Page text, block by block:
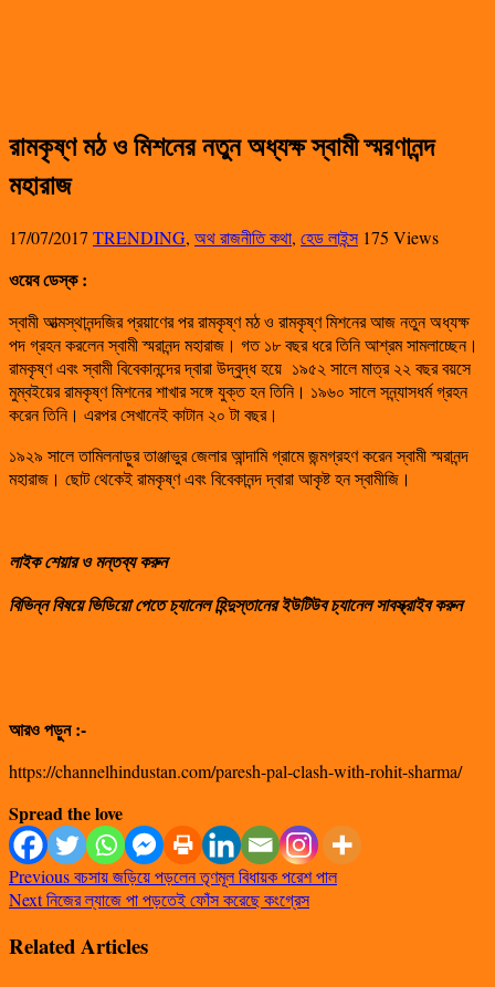
রামকৃষ্ণ মঠ ও মিশনের নতুন অধ্যক্ষ স্বামী স্মরণানন্দ
মহারাজ
17/07/2017 TRENDING, অথ রাজনীতি কথা, হেড লাইন্স 175 Views
ওয়েব ডেস্ক :
স্বামী আত্মস্থানন্দজির প্রয়াণের পর রামকৃষ্ণ মঠ ও রামকৃষ্ণ মিশনের আজ নতুন অধ্যক্ষ
পদ গ্রহন করলেন স্বামী স্মরানন্দ মহারাজ। গত ১৮ বছর ধরে তিনি আশ্রম সামলাচ্ছেন।
রামকৃষ্ণ এবং স্বামী বিবেকানন্দের দ্বারা উদ্বুদ্ধ হয়ে ১৯৫২ সালে মাত্র ২২ বছর বয়সে
মুম্বইয়ের রামকৃষ্ণ মিশনের শাখার সঙ্গে যুক্ত হন তিনি। ১৯৬০ সালে সন্ন্যাসধর্ম গ্রহন
করেন তিনি। এরপর সেখানেই কাটান ২০ টা বছর।
১৯২৯ সালে তামিলনাড়ুর তাঞ্জাভুর জেলার আন্দামি গ্রামে জন্মগ্রহণ করেন স্বামী স্মরানন্দ
মহারাজ। ছোট থেকেই রামকৃষ্ণ এবং বিবেকানন্দ দ্বারা আকৃষ্ট হন স্বামীজি।
লাইক শেয়ার ও মন্তব্য করুন
বিভিন্ন বিষয়ে ভিডিয়ো পেতে চ্যানেল হিন্দুস্তানের ইউটিউব চ্যানেল সাবস্ক্রাইব করুন
আরও পড়ুন :-
https://channelhindustan.com/paresh-pal-clash-with-rohit-sharma/
Spread the love
Previousবচসায় জড়িয়ে পড়লেন তৃণমূল বিধায়ক পরেশ পাল
Nextনিজের ল্যাজে পা পড়তেই ফোঁস করেছে কংগ্রেস
Related Articles